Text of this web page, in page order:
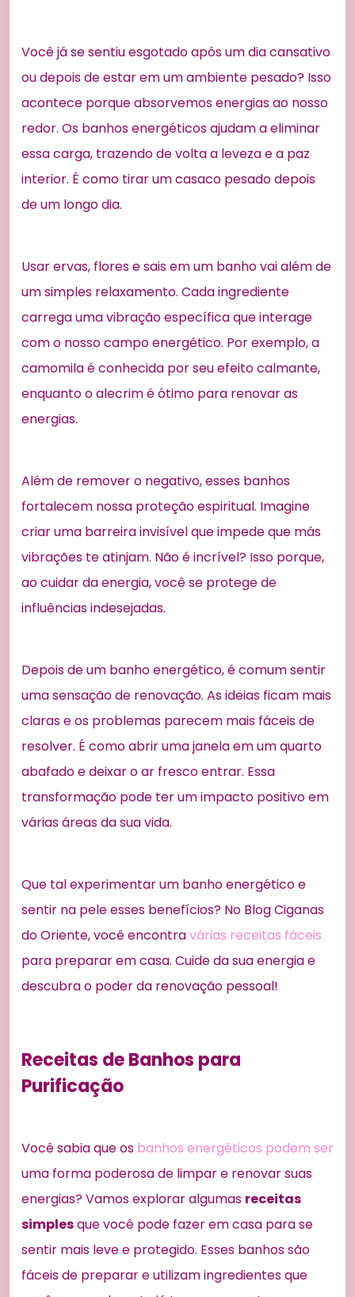
Você já se sentiu esgotado após um dia cansativo
ou depois de estar em um ambiente pesado? Isso
acontece porque absorvemos energias ao nosso
redor. Os banhos energéticos ajudam a eliminar
essa carga, trazendo de volta a leveza e a paz
interior. É como tirar um casaco pesado depois
de um longo dia.
Usar ervas, flores e sais em um banho vai além de
um simples relaxamento. Cada ingrediente
carrega uma vibração específica que interage
com o nosso campo energético. Por exemplo, a
camomila é conhecida por seu efeito calmante,
enquanto o alecrim é ótimo para renovar as
energias.
Além de remover o negativo, esses banhos
fortalecem nossa proteção espiritual. Imagine
criar uma barreira invisível que impede que más
vibrações te atinjam. Não é incrível? Isso porque,
ao cuidar da energia, você se protege de
influências indesejadas.
Depois de um banho energético, é comum sentir
uma sensação de renovação. As ideias ficam mais
claras e os problemas parecem mais fáceis de
resolver. É como abrir uma janela em um quarto
abafado e deixar o ar fresco entrar. Essa
transformação pode ter um impacto positivo em
várias áreas da sua vida.
Que tal experimentar um banho energético e
sentir na pele esses benefícios? No Blog Ciganas
do Oriente, você encontravárias receitas fáceis
para preparar em casa. Cuide da sua energia e
descubra o poder da renovação pessoal!
Receitas de Banhos para
Purificação
Você sabia que os banhos energéticos podem ser
uma forma poderosa de limpar e renovar suas
energias? Vamos explorar algumas receitas
simplesque você pode fazer em casa para se
sentir mais leve e protegido. Esses banhos são
fáceis de preparar e utilizam ingredientes que